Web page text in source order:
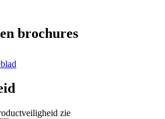
brochures
zie